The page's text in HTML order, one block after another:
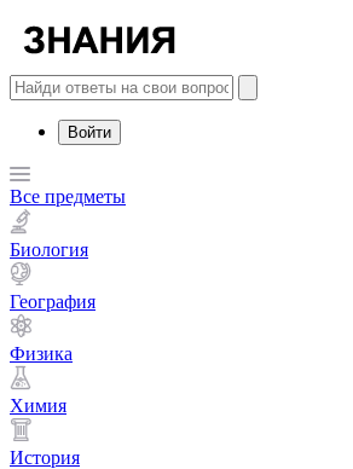
Войти
Все предметы
Биология
География
Физика
Химия
История